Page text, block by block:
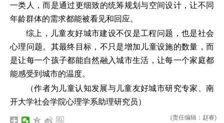
一类人，而是通过更细致的统筹规划与空间设计，让不同
年龄群体的需求都能被看见和回应。
综上，儿童友好城市建设不仅是工程问题，也是社会
心理问题。其最终目标，不只是增加儿童设施的数量，而
是让每一个孩子都能自然融入城市生活，让每一个家庭都
能感受到城市的温度。
（作者为儿童认知发展与儿童友好城市研究专家、南
开大学社会学院心理学系助理研究员）
(责任编辑：赵睿)